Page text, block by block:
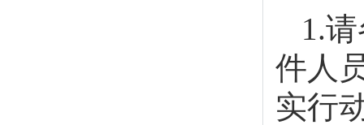
1.
件人
实行